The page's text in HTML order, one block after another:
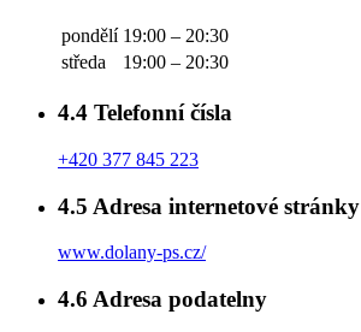
pondělí 19:00 – 20:30
středa
19:00 – 20:30
4.4 Telefonní čísla
+420 377 845 223
4.5 Adresa internetové stránky
www.dolany-ps.cz/
4.6 Adresa podatelny